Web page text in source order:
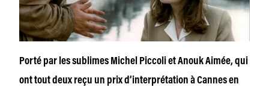
Porté par les sublimes Michel Piccoli et Anouk Aimée, qui
ont tout deux reçu un prix d’interprétation à Cannes en